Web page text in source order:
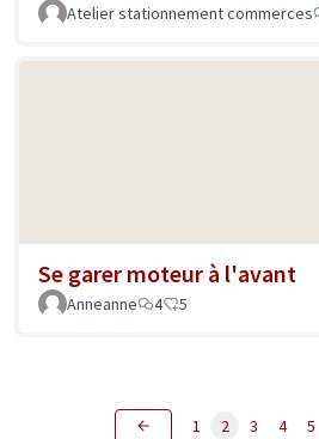
Atelier stationnement commerces
Se garer moteur à l'avant
Anneanne
4 5
1 2 3 4 5